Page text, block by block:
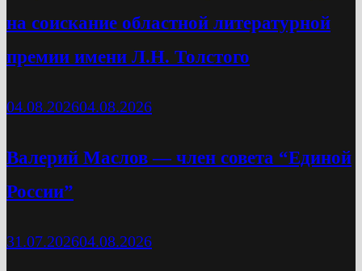
на соискание областной литературной
премии имени Л.Н. Толстого
04.08.202604.08.2026
Валерий Маслов — член совета “Единой
России”
31.07.202604.08.2026